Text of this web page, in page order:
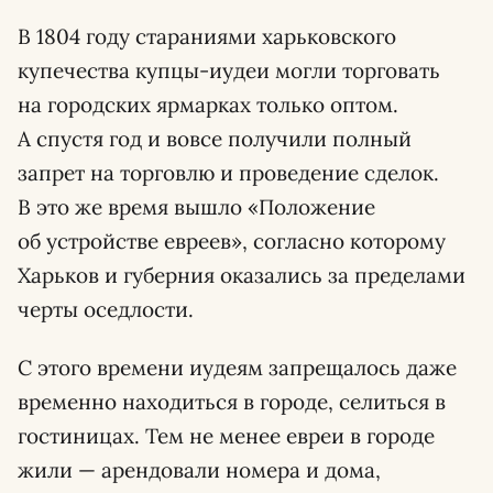
В 1804 году стараниями харьковского
купечества купцы-иудеи могли торговать
на городских ярмарках только оптом.
А спустя год и вовсе получили полный
запрет на торговлю и проведение сделок.
В это же время вышло «Положение
об устройстве евреев», согласно которому
Харьков и губерния оказались за пределами
черты оседлости.
С этого времени иудеям запрещалось даже
временно находиться в городе, селиться в
гостиницах. Тем не менее евреи в городе
жили — арендовали номера и дома,